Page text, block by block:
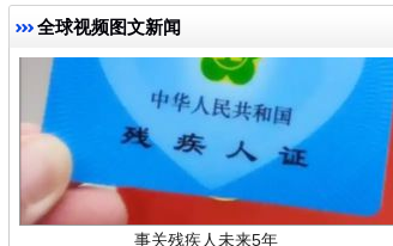
全球视频图文新闻
事关残疾人未来5年